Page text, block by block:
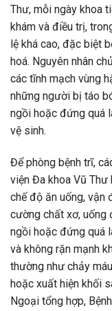
Thư, mỗi ngày khoa
khám và điều trị,
lệ khá cao, đặc biệt
hoá. Nguyên nhân
các tĩnh mạch vùng
những người bị táo
ngồi hoặc đứng quá
vệ sinh.
Để phòng bệnh trĩ,
viện Đa khoa Vũ Thư
chế độ ăn uống, vận
cường chất xơ, uống
ngồi hoặc đứng quá
và không rặn mạnh
thường như chảy
hoặc xuất hiện khối
Ngoại tổng hợp,